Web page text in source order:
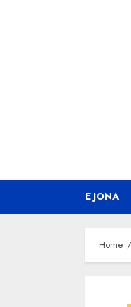
E JONA
Home